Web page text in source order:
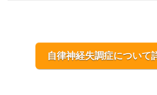
自律神経失調症について